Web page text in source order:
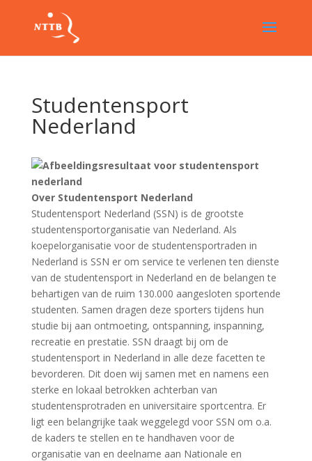
Studentensport
Nederland
Over Studentensport Nederland
Studentensport Nederland (SSN) is de grootste
studentensportorganisatie van Nederland. Als
koepelorganisatie voor de studentensportraden in
Nederland is SSN er om service te verlenen ten dienste
van de studentensport in Nederland en de belangen te
behartigen van de ruim 130.000 aangesloten sportende
studenten. Samen dragen deze sporters tijdens hun
studie bij aan ontmoeting, ontspanning, inspanning,
recreatie en prestatie. SSN draagt bij om de
studentensport in Nederland in alle deze facetten te
bevorderen. Dit doen wij samen met en namens een
sterke en lokaal betrokken achterban van
studentensprotraden en universitaire sportcentra. Er
ligt een belangrijke taak weggelegd voor SSN om o.a.
de kaders te stellen en te handhaven voor de
organisatie van en deelname aan Nationale en